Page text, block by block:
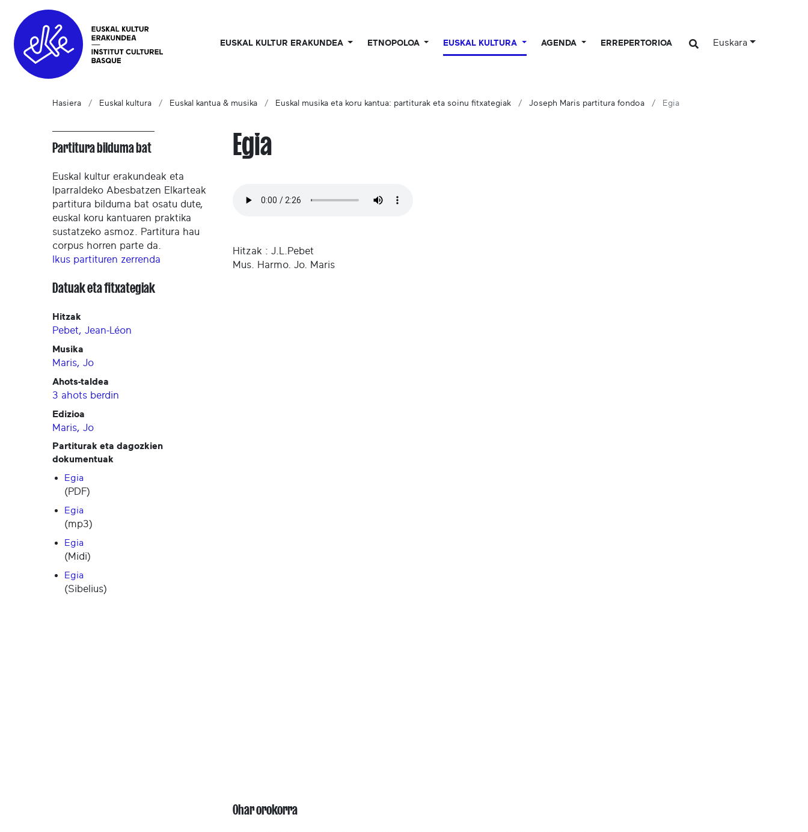
EUSKAL KULTUR ERAKUNDEA ETNOPOLOA EUSKAL KULTURA AGENDA ERREPERTORIOA Euskara
Hasiera Euskal kultura Euskal kantua & musika Euskal musika eta koru kantua: partiturak eta soinu fitxategiak Joseph Maris partitura fondoa Egia
Partitura bilduma bat
Euskal kultur erakundeak eta
Iparraldeko Abesbatzen Elkarteak
partitura bilduma bat osatu dute,
euskal koru kantuaren praktika
sustatzeko asmoz. Partitura hau
corpus horren parte da.
Ikus partituren zerrenda
Datuak eta fitxategiak
Hitzak
Pebet, Jean-Léon
Musika
Maris, Jo
Ahots-taldea
3 ahots berdin
Edizioa
Maris, Jo
Partiturak eta dagozkien
dokumentuak
Egia
(PDF)
Egia
(mp3)
Egia
(Midi)
Egia
(Sibelius)
Egia
Hitzak : J.L.Pebet
Mus. Harmo. Jo. Maris
Ohar orokorra